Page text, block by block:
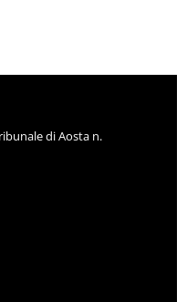
di Aosta n.